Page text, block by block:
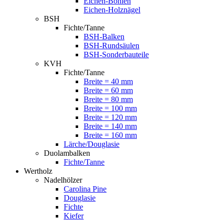
Eichen-Holznägel
BSH
Fichte/Tanne
BSH-Balken
BSH-Rundsäulen
BSH-Sonderbauteile
KVH
Fichte/Tanne
Breite = 40 mm
Breite = 60 mm
Breite = 80 mm
Breite = 100 mm
Breite = 120 mm
Breite = 140 mm
Breite = 160 mm
Lärche/Douglasie
Duolambalken
Fichte/Tanne
Wertholz
Nadelhölzer
Carolina Pine
Douglasie
Fichte
Kiefer